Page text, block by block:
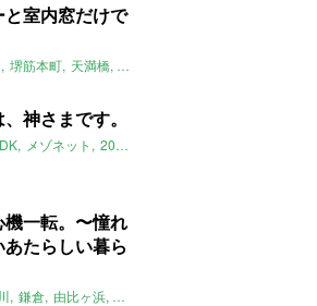
と室内窓だけで
堺筋本町 天満橋 室内窓
神さまです。
メゾネット 2020年10月のおすすめ
一転。〜憧れ
たらしい暮ら
鎌倉 由比ヶ浜 一人暮らし